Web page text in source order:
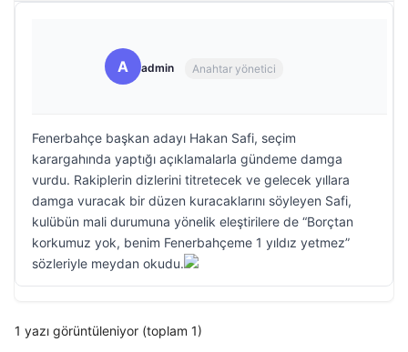
A admin Anahtar yönetici
Fenerbahçe başkan adayı Hakan Safi, seçim
karargahında yaptığı açıklamalarla gündeme damga
vurdu. Rakiplerin dizlerini titretecek ve gelecek yıllara
damga vuracak bir düzen kuracaklarını söyleyen Safi,
kulübün mali durumuna yönelik eleştirilere de “Borçtan
korkumuz yok, benim Fenerbahçeme 1 yıldız yetmez”
sözleriyle meydan okudu.
1 yazı görüntüleniyor (toplam 1)